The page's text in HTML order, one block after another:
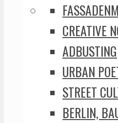
CREATIVE
ADBUSTING
URBAN
STREET
BERLIN,